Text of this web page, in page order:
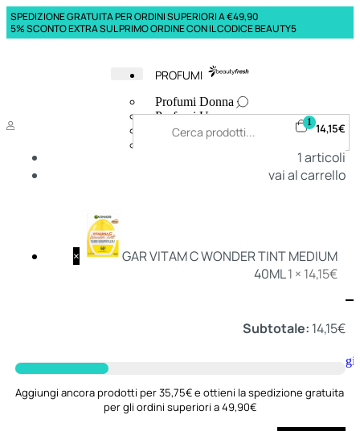
SPEDIZIONE GRATUITA PER ORDINI SUPERIORI A €49,90
5% SCONTO EXTRA SUL PRIMO ORDINE CON IL CODICE BEAUTY5
PROFUMI
Profumi Donna
Profumi Uomo
Deodoranti Donna
Uomo
Aggiungi
carrello
1 14,15€
1articoli
vai al carrello
×
GAR VITAM C WONDER TINT MEDIUM
40ML1 × 14,15€
Subtotale: 14,15€
Aggiungi ancora prodotti per 35,75€ e ottieni la spedizione gratuita
per gli ordini superiori a 49,90€